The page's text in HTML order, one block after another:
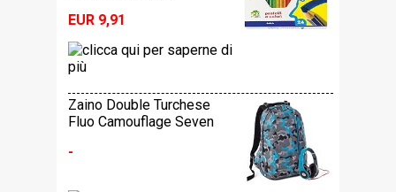
EUR 9,91
Zaino Double Turchese
Fluo Camouflage Seven
-